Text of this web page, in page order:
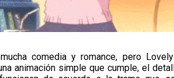
comedia y romance, pero
animación simple que cumple, el